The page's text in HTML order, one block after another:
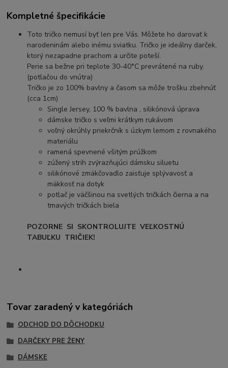
Kompletné špecifikácie
Toto tričko nemusí byť len pre Vás. Môžete ho darovať k
narodeninám alebo inému sviatku. Tričko je ideálny darček,
ktorý nezapadne prachom a určite poteší.
Perie sa bežne pri teplote 30-40°C prevrátené na ruby.
(potlačou do vnútra)
Tričko je zo 100% bavlny a časom sa môže trošku zbehnúť
(cca 1cm)
Single Jersey, 100 % bavlna , silikónová úprava
dámske tričko s veľmi krátkym rukávom
voľný okrúhly priekrčník s úzkym lemom z rovnakého
materiálu
ramená spevnené všitým prúžkom
zúžený strih zvýrazňujúci dámsku siluetu
silikónové zmäkčovadlo zaisťuje splývavosť a
mäkkosť na dotyk
potlač je väčšinou na svetlých tričkách čierna a na
tmavých tričkách biela
POZORNE SI SKONTROLUJTE VEĽKOSTNÚ
TABUĽKU TRIČIEK!
Tovar zaradený v kategóriách
ODCHOD DO DÔCHODKU
DARČEKY PRE ŽENY
DÁMSKE